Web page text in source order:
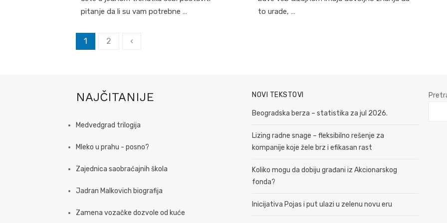
pitanje da li su vam potrebne …
to urade, …
Posts
1 2 ‹
NAJČITANIJE
Medvedgrad trilogija
Mleko u prahu - posno?
Zajednica saobraćajnih škola
Jadran Malkovich biografija
Zamena vozačke dozvole od kuće
NOVI TEKSTOVI
Beogradska berza – statistika za jul 2026.
Lizing radne snage – fleksibilno rešenje za
kompanije koje žele brz i efikasan rast
Koliko mogu da dobiju građani iz Akcionarskog
fonda?
Inicijativa Pojas i put ulazi u zelenu novu eru